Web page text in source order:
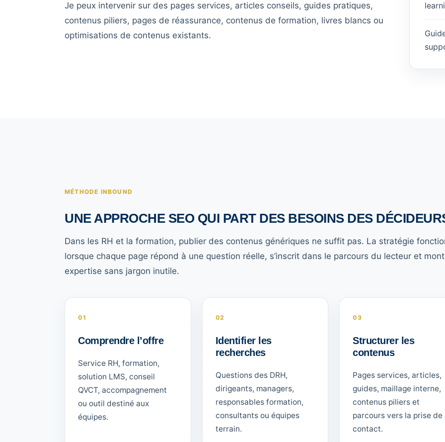
Je peux intervenir sur des pages services, articles conseils, guides pratiques,
contenus piliers, pages de réassurance, contenus de formation, livres blancs ou
optimisations de contenus existants.
MÉTHODE INBOUND
UNE APPROCHE SEO QUI PART DES BESOINS DES
Dans les RH et la formation, publier des contenus génériques ne suffit pas. La stratégie
lorsque chaque page répond à une question réelle, s’inscrit dans le parcours du lecteur et
expertise sans jargon inutile.
01
Comprendre l’offre
Service RH, formation,
solution LMS, conseil
QVCT, accompagnement
ou outil destiné aux
équipes.
02
Identifier les
recherches
Questions des DRH,
dirigeants, managers,
responsables formation,
consultants ou équipes
terrain.
03
Structurer les
contenus
Pages services, articles,
guides, maillage interne,
contenus piliers et
parcours vers la prise de
contact.